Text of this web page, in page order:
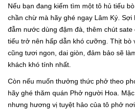
Nếu bạn đang kiếm tìm một tô hủ tiếu
chần chừ mà hãy ghé ngay Lâm Ký. Sợi
đẫm nước dùng đậm đà, thêm chút sate
tiếu trở nên hấp dẫn khó cưỡng. Thịt bò
cũng tươi ngon, dai giòn, đảm bảo sẽ
khách khó tính nhất.
Còn nếu muốn thưởng thức phở theo
hãy ghé thăm quán Phở người Hoa.
nhưng hương vị tuyệt hảo của tô phở